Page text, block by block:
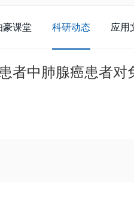
豪课堂 科研动态 应用
者中肺腺癌患者